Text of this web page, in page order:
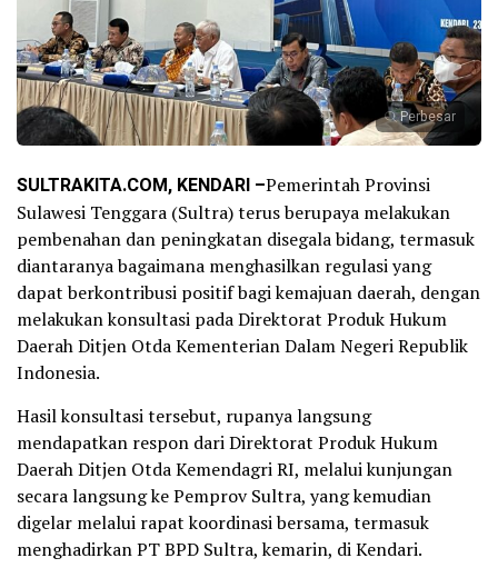
Perbesar
SULTRAKITA.COM, KENDARI –Pemerintah Provinsi
Sulawesi Tenggara (Sultra) terus berupaya melakukan
pembenahan dan peningkatan disegala bidang, termasuk
diantaranya bagaimana menghasilkan regulasi yang
dapat berkontribusi positif bagi kemajuan daerah, dengan
melakukan konsultasi pada Direktorat Produk Hukum
Daerah Ditjen Otda Kementerian Dalam Negeri Republik
Indonesia.
Hasil konsultasi tersebut, rupanya langsung
mendapatkan respon dari Direktorat Produk Hukum
Daerah Ditjen Otda Kemendagri RI, melalui kunjungan
secara langsung ke Pemprov Sultra, yang kemudian
digelar melalui rapat koordinasi bersama, termasuk
menghadirkan PT BPD Sultra, kemarin, di Kendari.